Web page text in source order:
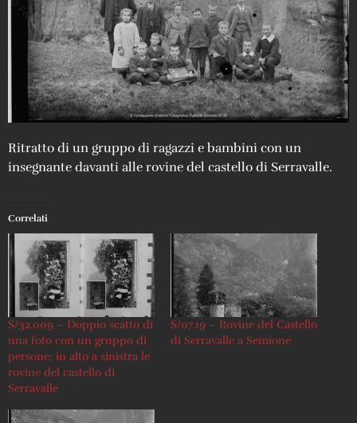
Ritratto di un gruppo di ragazzi e bambini con un
insegnante davanti alle rovine del castello di Serravalle.
Correlati
S/32.009 – Doppio scatto di
una foto con un gruppo di
persone; in alto a sinistra le
rovine del castello di
Serravalle
S/07.19 – Rovine del Castello
di Serravalle a Semione